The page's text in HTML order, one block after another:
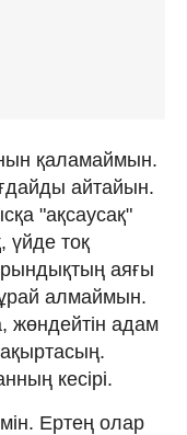
қаламаймын.
айтайын.
"ақсаусақ"
тоқ
аяғы
алмаймын.
жөндейтін адам
кесірі.
Ертең олар